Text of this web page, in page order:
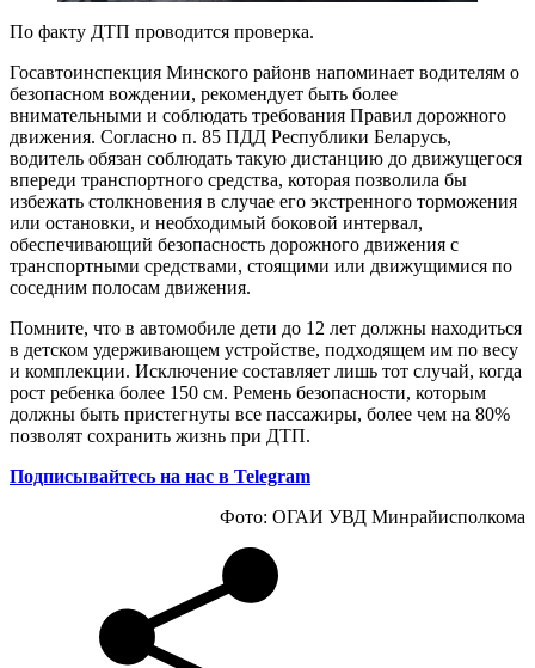
По факту ДТП проводится проверка.
Госавтоинспекция Минского районв напоминает водителям о
безопасном вождении, рекомендует быть более
внимательными и соблюдать требования Правил дорожного
движения. Согласно п. 85 ПДД Республики Беларусь,
водитель обязан соблюдать такую дистанцию до движущегося
впереди транспортного средства, которая позволила бы
избежать столкновения в случае его экстренного торможения
или остановки, и необходимый боковой интервал,
обеспечивающий безопасность дорожного движения с
транспортными средствами, стоящими или движущимися по
соседним полосам движения.
Помните, что в автомобиле дети до 12 лет должны находиться
в детском удерживающем устройстве, подходящем им по весу
и комплекции. Исключение составляет лишь тот случай, когда
рост ребенка более 150 см. Ремень безопасности, которым
должны быть пристегнуты все пассажиры, более чем на 80%
позволят сохранить жизнь при ДТП.
Подписывайтесь на нас в Telegram
Фото: ОГАИ УВД Минрайисполкома